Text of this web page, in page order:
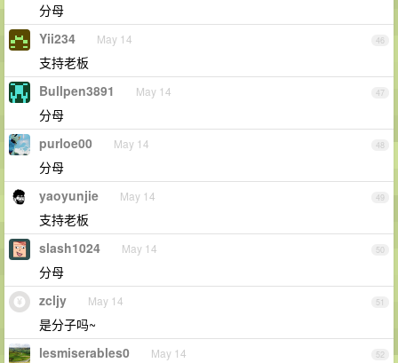
分母
46
Yii234 May 14
支持老板
47
Bullpen3891 May 14
分母
48
purloe00 May 14
分母
49
yaoyunjie May 14
支持老板
50
slash1024 May 14
分母
51
zcljy May 14
是分子吗~
52
lesmiserables0 May 14